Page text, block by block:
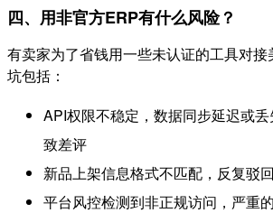
四、用非官方ERP有什么风险？
有卖家为了省钱用一些未认证的工具对
坑包括：
API权限不稳定，数据同步延迟或
致差评
新品上架信息格式不匹配，反复驳
平台风控检测到非正规访问，严重